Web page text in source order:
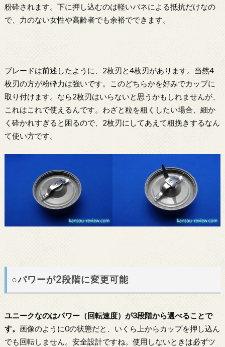
粉砕されます。下に押し込むのは軽いバネによる抵抗だけなの
で、力のない女性や高齢者でも余裕でできます。
ブレードは前述したように、2枚刃と4枚刃があります。当然4
枚刃の方が粉砕力は強いです。このどちらかを好みでカップに
取り付けます。なら2枚刃はいらないと思うかもしれませんが、
これはこれで使えるんです。わざと粒を粗くしたい場合、細か
く砕かれすぎると困るので、2枚刃にしてあえて粗挽きするなん
て使い方です。
○パワーが2段階に変更可能
ユニークなのはパワー（回転速度）が3段階から選べることで
す。 画像のように0の状態だと、いくら上からカップを押し込ん
でも回転しません。安全設計ですね。使用しないときは必ずツ